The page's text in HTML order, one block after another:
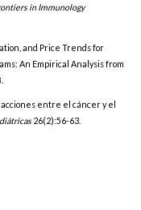
in Immunology
and Price Trends for
An Empirical Analysis from
entre el cáncer y el
26(2):56-63.